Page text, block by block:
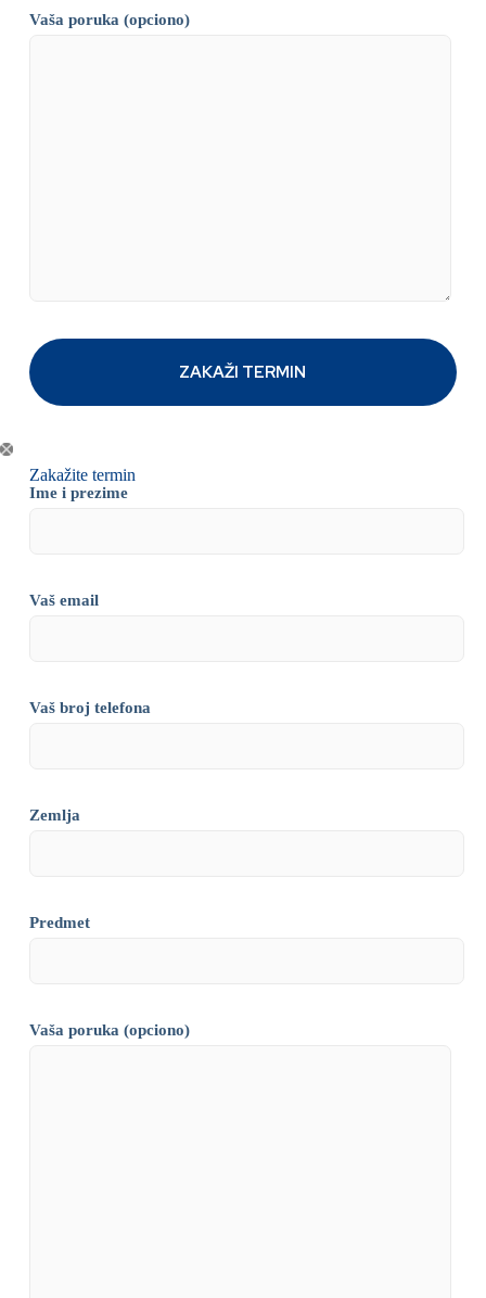
Vaša poruka (opciono)
Zakažite termin
Ime i prezime
Vaš email
Vaš broj telefona
Zemlja
Predmet
Vaša poruka (opciono)